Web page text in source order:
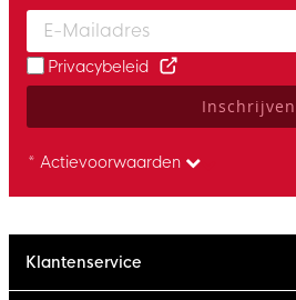
Enter your email and accept the
Privacybeleid
Inschrijven
* Actievoorwaarden
Klantenservice